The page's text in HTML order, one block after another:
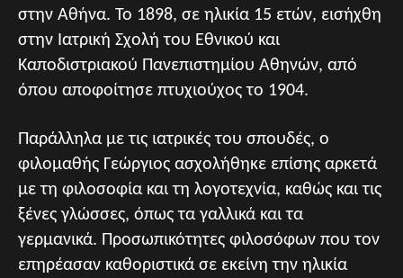
στην Αθήνα. Το 1898, σε ηλικία 15 ετών, εισήχθη
στην Ιατρική Σχολή του Εθνικού και
Καποδιστριακού Πανεπιστημίου Αθηνών, από
όπου αποφοίτησε πτυχιούχος το 1904.
Παράλληλα με τις ιατρικές του σπουδές, ο
φιλομαθής Γεώργιος ασχολήθηκε επίσης αρκετά
με τη φιλοσοφία και τη λογοτεχνία, καθώς και τις
ξένες γλώσσες, όπως τα γαλλικά και τα
γερμανικά. Προσωπικότητες φιλοσόφων που τον
επηρέασαν καθοριστικά σε εκείνη την ηλικία